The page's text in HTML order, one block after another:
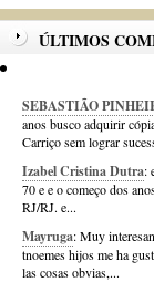
ÚLTIMOS
SEBASTIÃO
anos busco adquirir
Carriço sem lograr
Izabel Cristina Dutra:
70 e e o começo dos
RJ/RJ. e...
Mayruga: Muy
tnoemes hijos me ha
las cosas obvias,...